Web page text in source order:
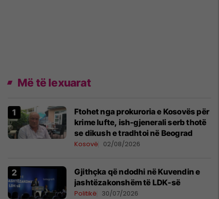
Më të lexuarat
Ftohet nga prokuroria e Kosovës për
krime lufte, ish-gjenerali serb thotë
se dikush e tradhtoi në Beograd
Kosovë 02/08/2026
Gjithçka që ndodhi në Kuvendin e
jashtëzakonshëm të LDK-së
Politikë 30/07/2026